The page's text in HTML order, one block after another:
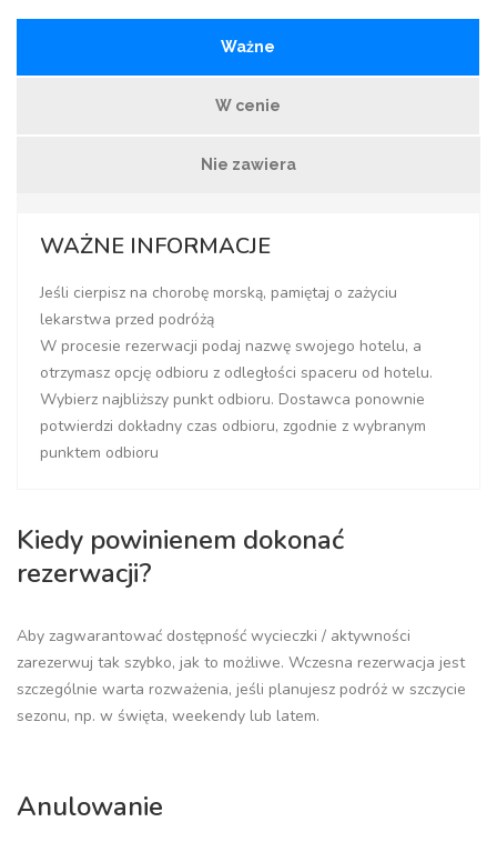
Ważne
W cenie
Nie zawiera
WAŻNE INFORMACJE
Jeśli cierpisz na chorobę morską, pamiętaj o zażyciu
lekarstwa przed podróżą
W procesie rezerwacji podaj nazwę swojego hotelu, a
otrzymasz opcję odbioru z odległości spaceru od hotelu.
Wybierz najbliższy punkt odbioru. Dostawca ponownie
potwierdzi dokładny czas odbioru, zgodnie z wybranym
punktem odbioru
Kiedy powinienem dokonać
rezerwacji?
Aby zagwarantować dostępność wycieczki / aktywności
zarezerwuj tak szybko, jak to możliwe. Wczesna rezerwacja jest
szczególnie warta rozważenia, jeśli planujesz podróż w szczycie
sezonu, np. w święta, weekendy lub latem.
Anulowanie